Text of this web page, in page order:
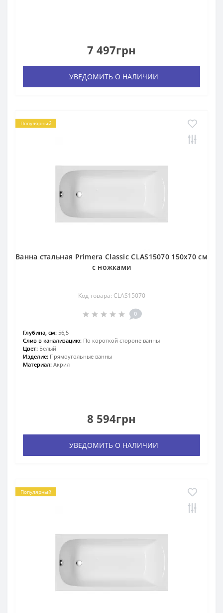
7 497грн
УВЕДОМИТЬ О НАЛИЧИИ
Популярный
Ванна стальная Primera Classic CLAS15070 150х70 см
с ножками
Код товара: CLAS15070
0
Глубина, см: 56,5
Слив в канализацию: По короткой стороне ванны
Цвет: Белый
Изделие: Прямоугольные ванны
Материал: Акрил
8 594грн
УВЕДОМИТЬ О НАЛИЧИИ
Популярный